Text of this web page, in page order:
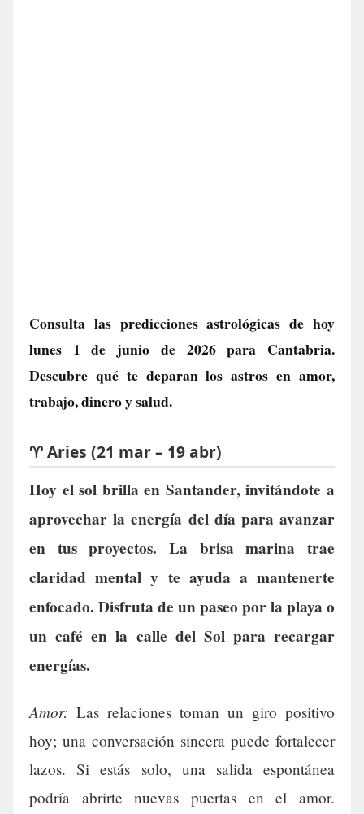
Consulta las predicciones astrológicas de hoy
lunes 1 de junio de 2026 para Cantabria.
Descubre qué te deparan los astros en amor,
trabajo, dinero y salud.
♈ Aries (21 mar – 19 abr)
Hoy el sol brilla en Santander, invitándote a
aprovechar la energía del día para avanzar
en tus proyectos. La brisa marina trae
claridad mental y te ayuda a mantenerte
enfocado. Disfruta de un paseo por la playa o
un café en la calle del Sol para recargar
energías.
Amor: Las relaciones toman un giro positivo
hoy; una conversación sincera puede fortalecer
lazos. Si estás solo, una salida espontánea
podría abrirte nuevas puertas en el amor.